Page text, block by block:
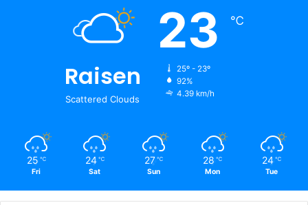
Raisen
Scattered Clouds
23 ℃
25º - 23º
92%
4.39 km/h
25 ℃
Fri
24 ℃
Sat
27 ℃
Sun
28 ℃
Mon
24 ℃
Tue